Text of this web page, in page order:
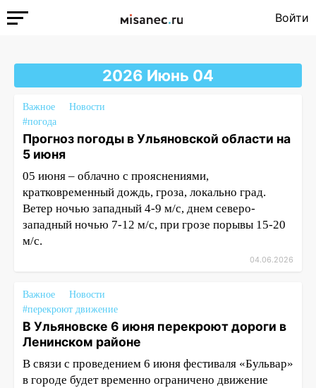
Войти
2026 Июнь 04
Важное
Новости
#погода
Прогноз погоды в Ульяновской области на
5 июня
05 июня – облачно с прояснениями,
кратковременный дождь, гроза, локально град.
Ветер ночью западный 4-9 м/с, днем северо-
западный ночью 7-12 м/с, при грозе порывы 15-20
м/с.
04.06.2026
Важное
Новости
#перекроют движение
В Ульяновске 6 июня перекроют дороги в
Ленинском районе
В связи с проведением 6 июня фестиваля «Бульвар»
в городе будет временно ограничено движение